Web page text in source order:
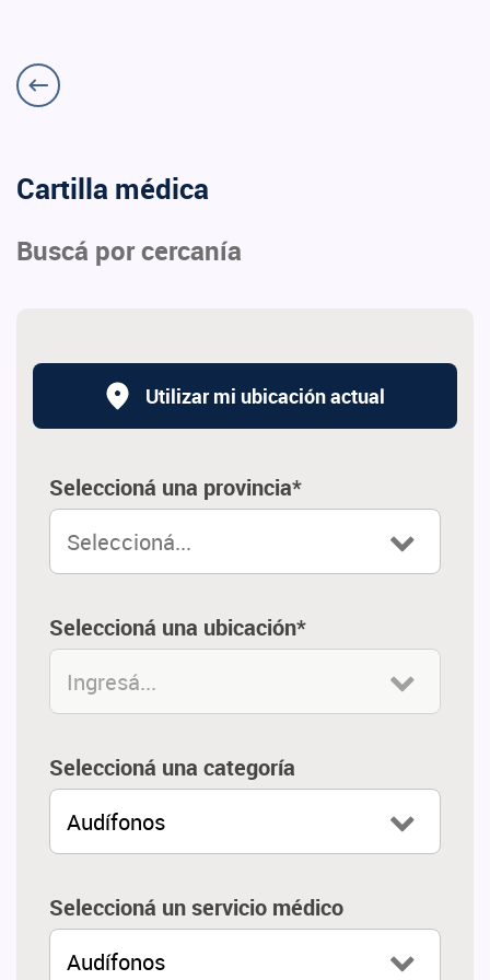
Cartilla médica
Buscá por cercanía
Utilizar mi ubicación actual
Seleccioná una provincia*
Seleccioná...
Seleccioná una ubicación*
Ingresá...
Seleccioná una categoría
Audífonos
Seleccioná un servicio médico
Audífonos